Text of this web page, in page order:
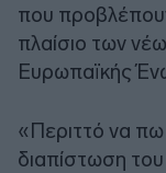
που
πλαίσιο των
Ευρωπαϊκής
«Περιττό να πω
διαπίστωση